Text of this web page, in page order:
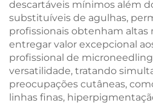
descartáveis mínimos além
substituíveis de agulhas,
profissionais obtenham altas
entregar valor excepcional
profissional de
versatilidade, tratando
preocupações cutâneas,
linhas finas,